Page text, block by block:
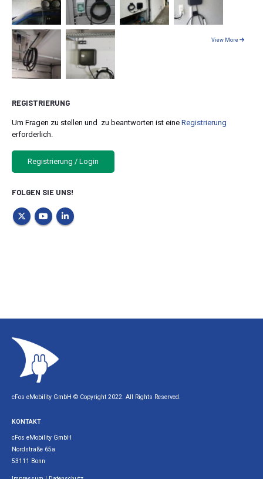
View More
REGISTRIERUNG
Um Fragen zu stellen und zu beantworten ist eine Registrierung
erforderlich.
Registrierung / Login
FOLGEN SIE UNS!
cFos eMobility GmbH © Copyright 2022. All Rights Reserved.
KONTAKT
cFos eMobility GmbH
Nordstraße 65a
53111 Bonn